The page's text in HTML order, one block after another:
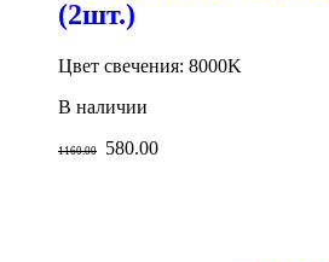
(2шт.)
Цвет свечения: 8000K
В наличии
1160.00 580.00